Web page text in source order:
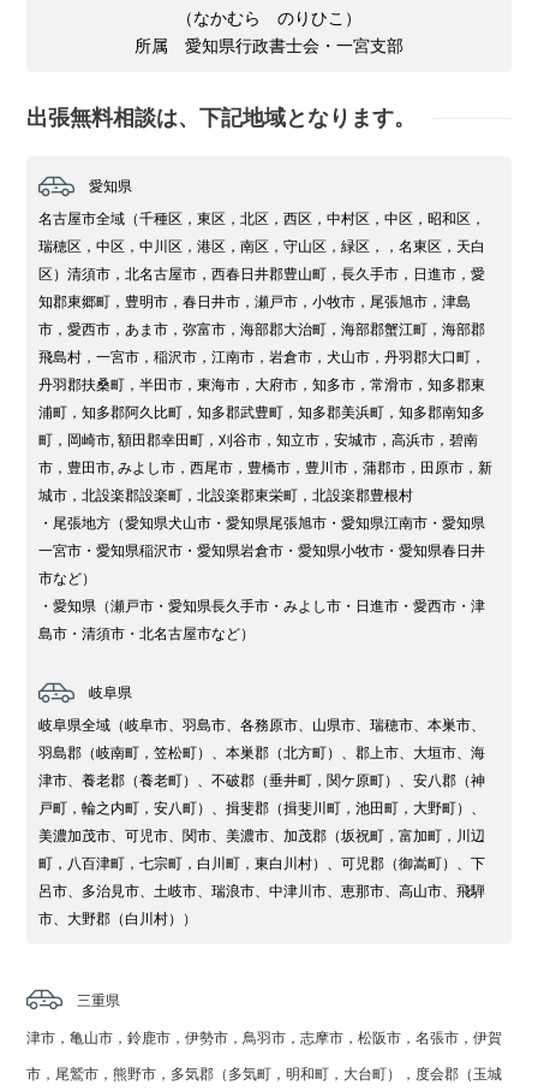
（なかむら のりひこ）
所属 愛知県行政書士会・一宮支部
出張無料相談は、下記地域となります。
愛知県
名古屋市全域（千種区，東区，北区，西区，中村区，中区，昭和区，
瑞穂区，中区，中川区，港区，南区，守山区，緑区，，名東区，天白
区）清須市，北名古屋市，西春日井郡豊山町，長久手市，日進市，愛
知郡東郷町，豊明市，春日井市，瀬戸市，小牧市，尾張旭市，津島
市，愛西市，あま市，弥富市，海部郡大治町，海部郡蟹江町，海部郡
飛島村，一宮市，稲沢市，江南市，岩倉市，犬山市，丹羽郡大口町，
丹羽郡扶桑町，半田市，東海市，大府市，知多市，常滑市，知多郡東
浦町，知多郡阿久比町，知多郡武豊町，知多郡美浜町，知多郡南知多
町，岡崎市, 額田郡幸田町，刈谷市，知立市，安城市，高浜市，碧南
市，豊田市, みよし市，西尾市，豊橋市，豊川市，蒲郡市，田原市，新
城市，北設楽郡設楽町，北設楽郡東栄町，北設楽郡豊根村
・尾張地方（愛知県犬山市・愛知県尾張旭市・愛知県江南市・愛知県
一宮市・愛知県稲沢市・愛知県岩倉市・愛知県小牧市・愛知県春日井
市など）
・愛知県（瀬戸市・愛知県長久手市・みよし市・日進市・愛西市・津
島市・清須市・北名古屋市など）
岐阜県
岐阜県全域（岐阜市、羽島市、各務原市、山県市、瑞穂市、本巣市、
羽島郡（岐南町，笠松町）、本巣郡（北方町）、郡上市、大垣市、海
津市、養老郡（養老町）、不破郡（垂井町，関ケ原町）、安八郡（神
戸町，輪之内町，安八町）、揖斐郡（揖斐川町，池田町，大野町）、
美濃加茂市、可児市、関市、美濃市、加茂郡（坂祝町，富加町，川辺
町，八百津町，七宗町，白川町，東白川村）、可児郡（御嵩町）、下
呂市、多治見市、土岐市、瑞浪市、中津川市、恵那市、高山市、飛騨
市、大野郡（白川村））
三重県
津市，亀山市，鈴鹿市，伊勢市，鳥羽市，志摩市，松阪市，名張市，伊賀
市，尾鷲市，熊野市，多気郡（多気町，明和町，大台町），度会郡（玉城